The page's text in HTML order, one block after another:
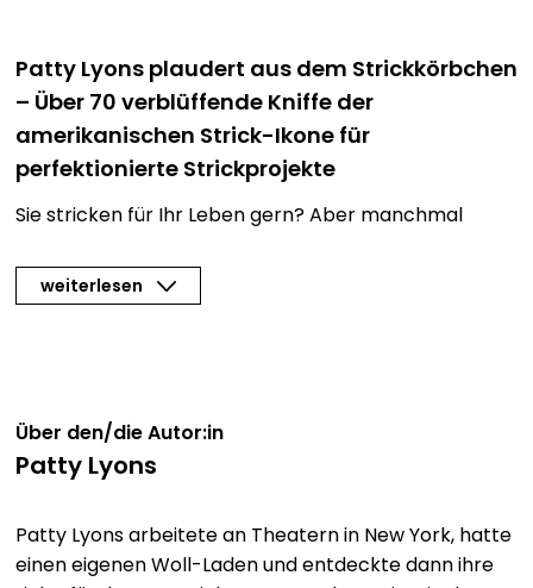
Patty Lyons plaudert aus dem Strickkörbchen
– Über 70 verblüffende Kniffe der
amerikanischen Strick-Ikone für
perfektionierte Strickprojekte
Sie stricken für Ihr Leben gern? Aber manchmal
passt dieMaschenprobe
verkürzte Reihen in Runden gestrickt nicht so schön
Patty Lyons keinen Trick in ihrem Strickkörbchen hat.
Dieses Strickbuch ist
Tricks und Tipps für Strickfans sorgen dafür, dass Sie
für jedes Ihrer Strickprobleme endlich eine Lösung
weiterlesen
Über den/die Autor:in
Patty Lyons
Patty Lyons arbeitete an Theatern in New York, hatte
einen eigenen Woll-Laden und entdeckte dann ihre